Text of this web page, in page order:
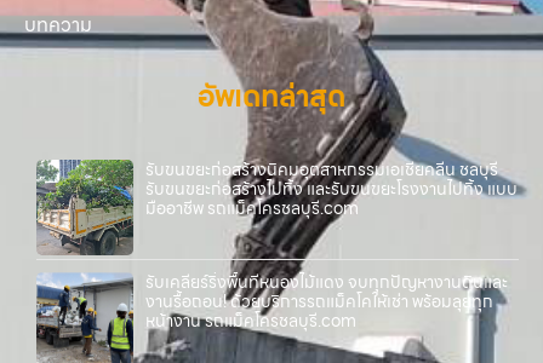
บทความ
อัพเดทล่าสุด
รับขนขยะก่อสร้างนิคมอุตสาหกรรมเอเชียคลีน ชลบุรี
รับขนขยะก่อสร้างไปทิ้ง และรับขนขยะโรงงานไปทิ้ง แบบ
มืออาชีพ รถแม็คโครชลบุรี.com
รับเคลียร์ริ่งพื้นที่หนองไม้แดง จบทุกปัญหางานดินและ
งานรื้อถอน! ด้วยบริการรถแม็คโคให้เช่า พร้อมลุยทุก
หน้างาน รถแม็คโครชลบุรี.com